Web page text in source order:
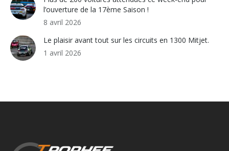
l’ouverture de la 17ème Saison !
8 avril 2026
Le plaisir avant tout sur les circuits en 1300 Mitjet.
1 avril 2026